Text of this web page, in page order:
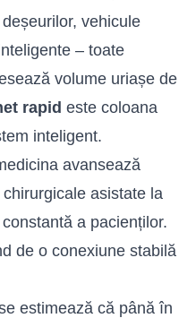
vehicule
– toate
volume uriașe de
rapid este coloana
inteligent.
avansează
asistate la
a pacienților.
de o conexiune stabilă
estimează că până în